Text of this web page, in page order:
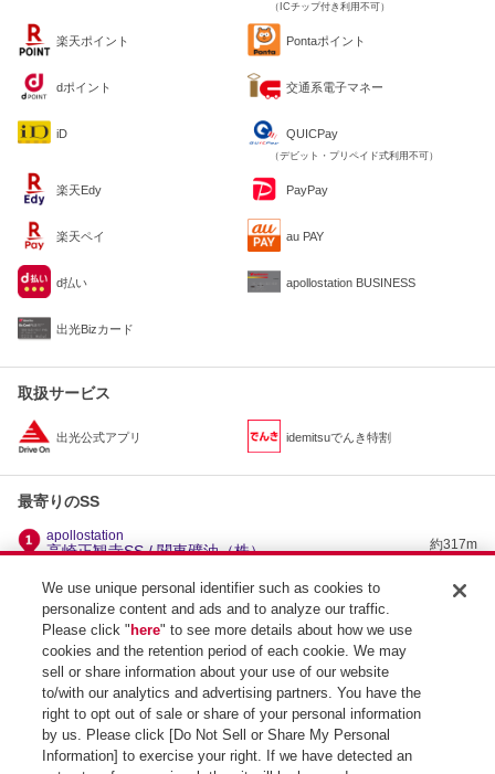
（ICチップ付き利用不可）
楽天ポイント Pontaポイント
dポイント 交通系電子マネー
iD QUICPay
（デビット・プリペイド式利用不可）
楽天Edy PayPay
楽天ペイ au PAY
d払い apollostation BUSINESS
出光Bizカード
取扱サービス
出光公式アプリ idemitsuでんき特割
最寄りのSS
apollostation
高崎正観寺SS / 関東礦油（株） 約317m
apollostation
セルフ高前バイパスSS / 関東礦油（株） 約2.7km
apollostation
パラーダ前橋インターSS / （株）サンワ
apollostation
前橋江田町SS / 小野里石油（株）
We use unique personal identifier such as cookies to
personalize content and ads and to analyze our traffic.
Please click " here" to see more details about how we use
cookies and the retention period of each cookie. We may
sell or share information about your use of our website
to/with our analytics and advertising partners. You have the
right to opt out of sale or share of your personal information
by us. Please click [Do Not Sell or Share My Personal
Information] to exercise your right. If we have detected an